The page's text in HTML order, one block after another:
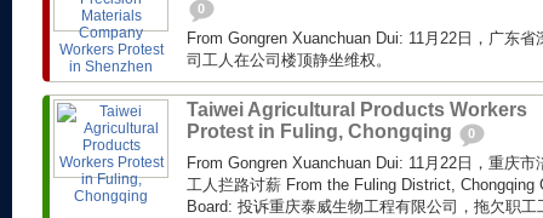
0
From Gongren Xuanchuan Dui: 11月22日，广东
司工人在公司楼顶静坐维权。
Taiwei Agricultural Products Workers
Protest in Fuling, Chongqing
0
From Gongren Xuanchuan Dui: 11月22日，重庆
工人拦路讨薪 From the Fuling District, Chongqing
Board: 投诉重庆泰威生物工程有限公司，拖欠职工